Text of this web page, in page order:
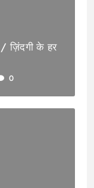
ज़िंदगी के हर
0